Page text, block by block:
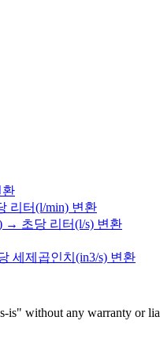
환
리터(l/min) 변환
→ 초당 리터(l/s) 변환
세제곱인치(in3/s) 변환
is" without any warranty or